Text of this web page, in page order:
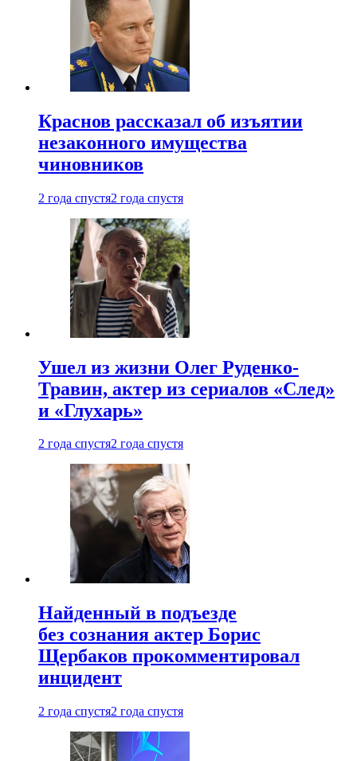
Краснов рассказал об изъятии
незаконного имущества
чиновников
2 года спустя2 года спустя
Ушел из жизни Олег Руденко-
Травин, актер из сериалов «След»
и «Глухарь»
2 года спустя2 года спустя
Найденный в подъезде
без сознания актер Борис
Щербаков прокомментировал
инцидент
2 года спустя2 года спустя